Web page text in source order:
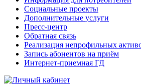
Социальные проекты
Дополнительные услуги
Пресс-центр
Обратная связь
Реализация непрофильных
Запись абонентов на приём
Интернет-приемная ГД